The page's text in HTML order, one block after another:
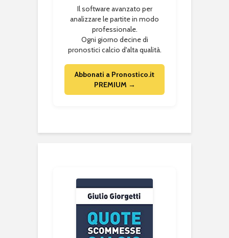
Il software avanzato per
analizzare le partite in modo
professionale.
Ogni giorno decine di
pronostici calcio d'alta qualità.
Abbonati a Pronostico.it
PREMIUM →